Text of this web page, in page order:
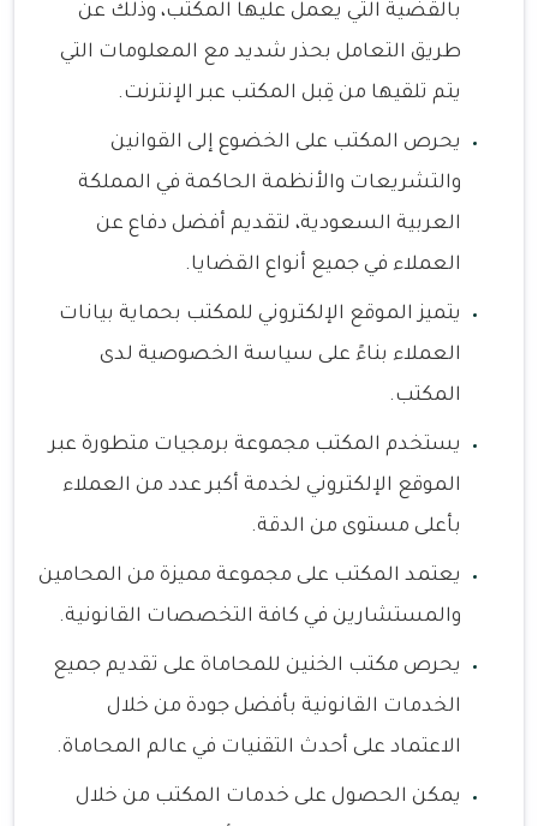
بالقضية التي يعمل عليها المكتب، وذلك عن
طريق التعامل بحذر شديد مع المعلومات التي
يتم تلقيها من قِبل المكتب عبر الإنترنت.
يحرص المكتب على الخضوع إلى القوانين
والتشريعات والأنظمة الحاكمة في المملكة
العربية السعودية، لتقديم أفضل دفاع عن
العملاء في جميع أنواع القضايا.
يتميز الموقع الإلكتروني للمكتب بحماية بيانات
العملاء بناءً على سياسة الخصوصية لدى
المكتب.
يستخدم المكتب مجموعة برمجيات متطورة عبر
الموقع الإلكتروني لخدمة أكبر عدد من العملاء
بأعلى مستوى من الدقة.
يعتمد المكتب على مجموعة مميزة من المحامين
والمستشارين في كافة التخصصات القانونية.
يحرص مكتب الخنين للمحاماة على تقديم جميع
الخدمات القانونية بأفضل جودة من خلال
الاعتماد على أحدث التقنيات في عالم المحاماة.
يمكن الحصول على خدمات المكتب من خلال